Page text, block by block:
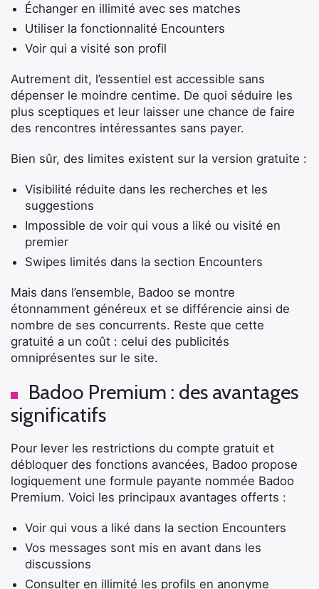
Échanger en illimité avec ses matches
Utiliser la fonctionnalité Encounters
Voir qui a visité son profil
Autrement dit, l’essentiel est accessible sans
dépenser le moindre centime. De quoi séduire les
plus sceptiques et leur laisser une chance de faire
des rencontres intéressantes sans payer.
Bien sûr, des limites existent sur la version gratuite :
Visibilité réduite dans les recherches et les
suggestions
Impossible de voir qui vous a liké ou visité en
premier
Swipes limités dans la section Encounters
Mais dans l’ensemble, Badoo se montre
étonnamment généreux et se différencie ainsi de
nombre de ses concurrents. Reste que cette
gratuité a un coût : celui des publicités
omniprésentes sur le site.
Badoo Premium : des avantages
significatifs
Pour lever les restrictions du compte gratuit et
débloquer des fonctions avancées, Badoo propose
logiquement une formule payante nommée Badoo
Premium. Voici les principaux avantages offerts :
Voir qui vous a liké dans la section Encounters
Vos messages sont mis en avant dans les
discussions
Consulter en illimité les profils en anonyme